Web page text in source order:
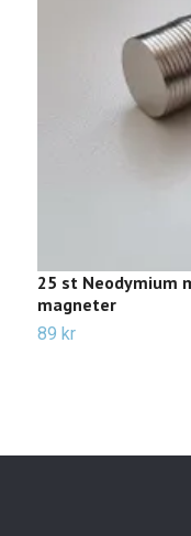
25 st Neodymium
magneter
89 kr